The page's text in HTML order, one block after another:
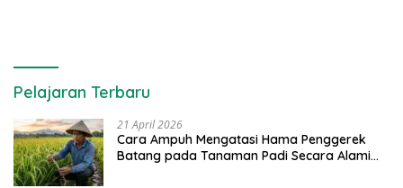
Pelajaran Terbaru
21 April 2026
Cara Ampuh Mengatasi Hama Penggerek
Batang pada Tanaman Padi Secara Alami